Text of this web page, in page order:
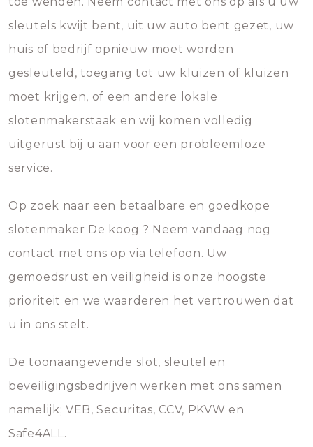
sleutels kwijt bent, uit uw auto bent gezet, uw
huis of bedrijf opnieuw moet worden
gesleuteld, toegang tot uw kluizen of kluizen
moet krijgen, of een andere lokale
slotenmakerstaak en wij komen volledig
uitgerust bij u aan voor een probleemloze
service.
Op zoek naar een betaalbare en goedkope
slotenmaker De koog ? Neem vandaag nog
contact met ons op via telefoon. Uw
gemoedsrust en veiligheid is onze hoogste
prioriteit en we waarderen het vertrouwen dat
u in ons stelt.
De toonaangevende slot, sleutel en
beveiligingsbedrijven werken met ons samen
namelijk; VEB, Securitas, CCV, PKVW en
Safe4ALL.